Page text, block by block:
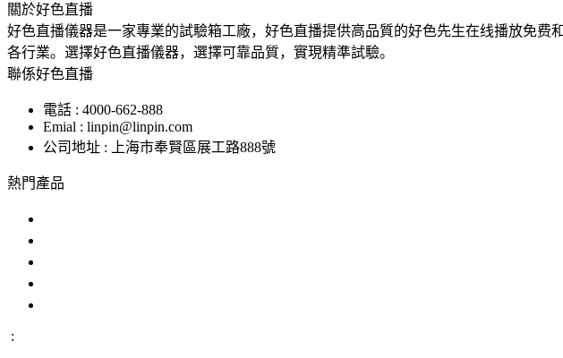
關於好色直播
好色直播儀器是一家專業的試驗箱工廠，好色直播提供高品質的好色先生在线播放免
各行業。選擇好色直播儀器，選擇可靠品質，實現精準試驗。
聯係好色直播
電話 : 4000-662-888
Emial : linpin@linpin.com
公司地址 : 上海市奉賢區展工路888號
熱門產品
: